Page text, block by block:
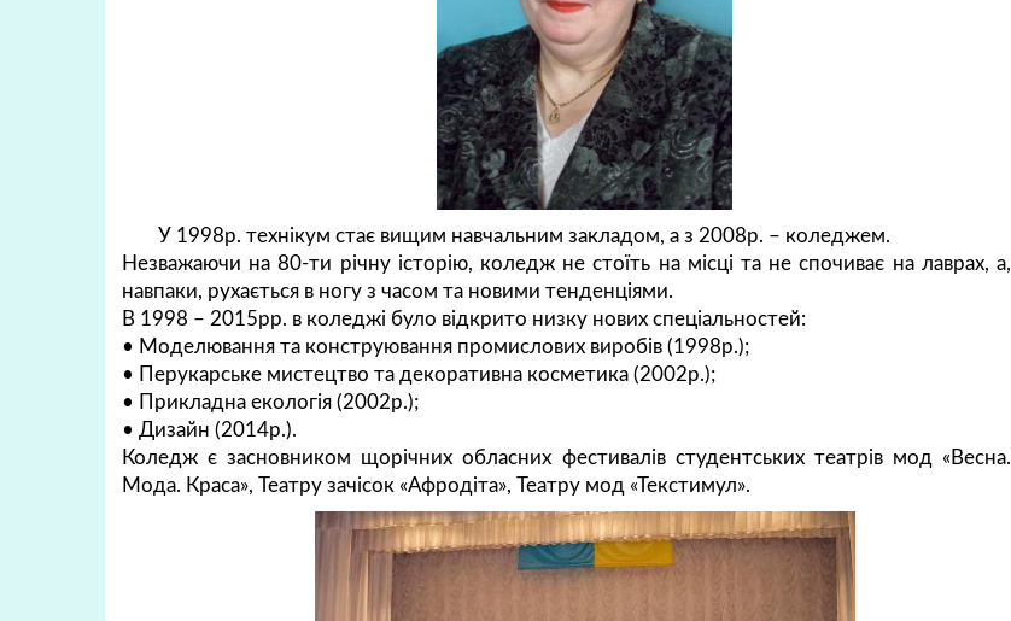
У 1998р. технікум стає вищим навчальним закладом, а з 2008р. – коледжем.
Незважаючи на 80-ти річну історію, коледж не стоїть на місці та не спочиває на лаврах, а,
навпаки, рухається в ногу з часом та новими тенденціями.
В 1998 – 2015рр. в коледжі було відкрито низку нових спеціальностей:
• Моделювання та конструювання промислових виробів (1998р.);
• Перукарське мистецтво та декоративна косметика (2002р.);
• Прикладна екологія (2002р.);
• Дизайн (2014р.).
Коледж є засновником щорічних обласних фестивалів студентських театрів мод «Весна.
Мода. Краса», Театру зачісок «Афродіта», Театру мод «Текстимул».